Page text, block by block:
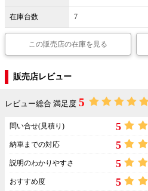
在庫台数 7
この販売店の在庫を見る
販売店レビュー
レビュー総合 満足度 5
問い合せ(見積り) 5
納車までの対応 5
説明のわかりやすさ 5
おすすめ度 5